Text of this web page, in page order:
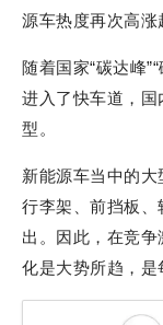
源车热度再次高涨
随着国家“碳达峰
进入了快车道，
型。
新能源车当中的
行李架、前挡板
出。因此，在竞
化是大势所趋，是